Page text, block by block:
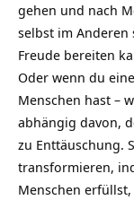
gehen und nach
selbst im
Freude bereiten
Oder wenn du
Menschen hast –
abhängig davon,
zu Enttäuschung.
transformieren,
Menschen